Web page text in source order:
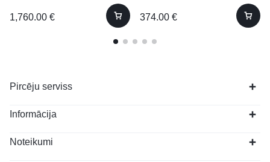
1,760.00 € 374.00 €
Pircēju serviss
Informācija
Noteikumi